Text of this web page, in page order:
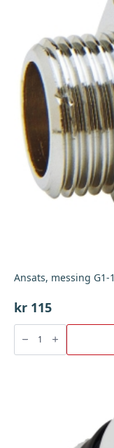
Ansats, messing G1-
kr 115
Ansats,
messing
G1-
1/4"